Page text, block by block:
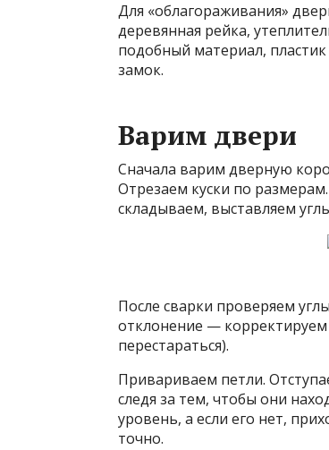
Для «облагораживания»
деревянная рейка,
подобный материал,
замок.
Варим двери
Сначала варим дверную
Отрезаем куски по
складываем, выставляем
После сварки проверяем
отклонение — корректируем
перестараться).
Привариваем петли.
следя за тем, чтобы они
уровень, а если его нет,
точно.